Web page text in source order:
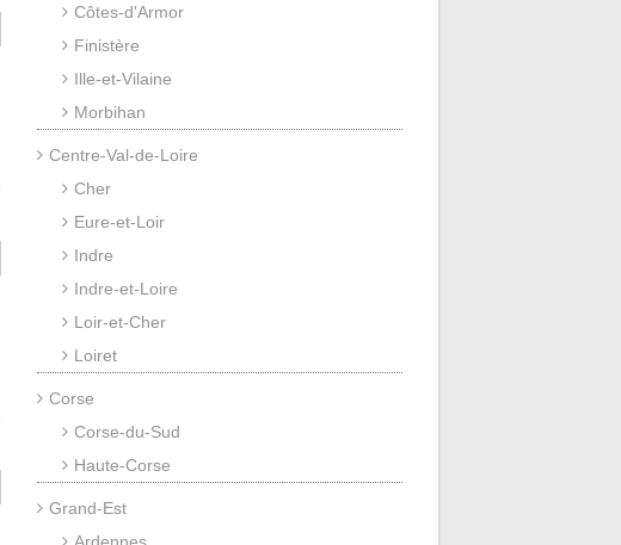
Côtes-d'Armor
Finistère
Ille-et-Vilaine
Morbihan
Centre-Val-de-Loire
Cher
Eure-et-Loir
Indre
Indre-et-Loire
Loir-et-Cher
Loiret
Corse
Corse-du-Sud
Haute-Corse
Grand-Est
Ardennes